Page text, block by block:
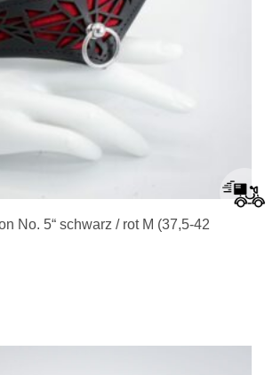
No. 5“ schwarz / rot M (37,5-42